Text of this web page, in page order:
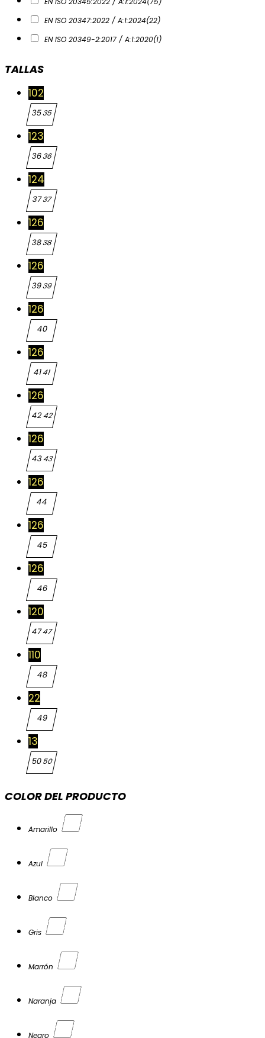
EN ISO 20347:2022 / A:1:2024(22)
EN ISO 20349-2:2017 / A:1:2020(1)
TALLAS
102
3535
123
3636
124
3737
126
3838
126
3939
126
40
40
126
4141
126
4242
126
4343
126
44
44
126
45
45
126
46
46
120
4747
110
48
48
22
49
49
13
5050
COLOR DEL PRODUCTO
Amarillo
Azul
Blanco
Gris
Marrón
Naranja
Negro